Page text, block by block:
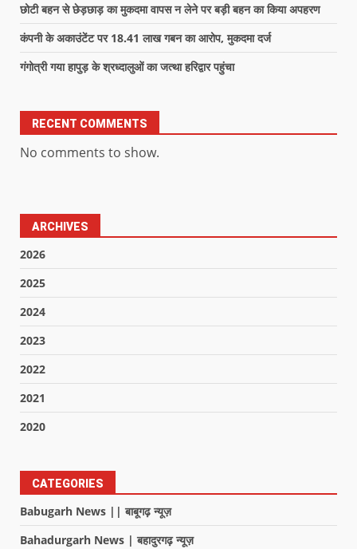
छोटी बहन से छेड़छाड़ का मुकदमा वापस न लेने पर बड़ी बहन का किया अपहरण
कंपनी के अकाउंटेंट पर 18.41 लाख गबन का आरोप, मुकदमा दर्ज
गंगोत्री गया हापुड़ के श्रध्दालुओं का जत्था हरिद्वार पहुंचा
RECENT COMMENTS
No comments to show.
ARCHIVES
2026
2025
2024
2023
2022
2021
2020
CATEGORIES
Babugarh News || बाबूगढ़ न्यूज़
Bahadurgarh News | बहादुरगढ़ न्यूज़